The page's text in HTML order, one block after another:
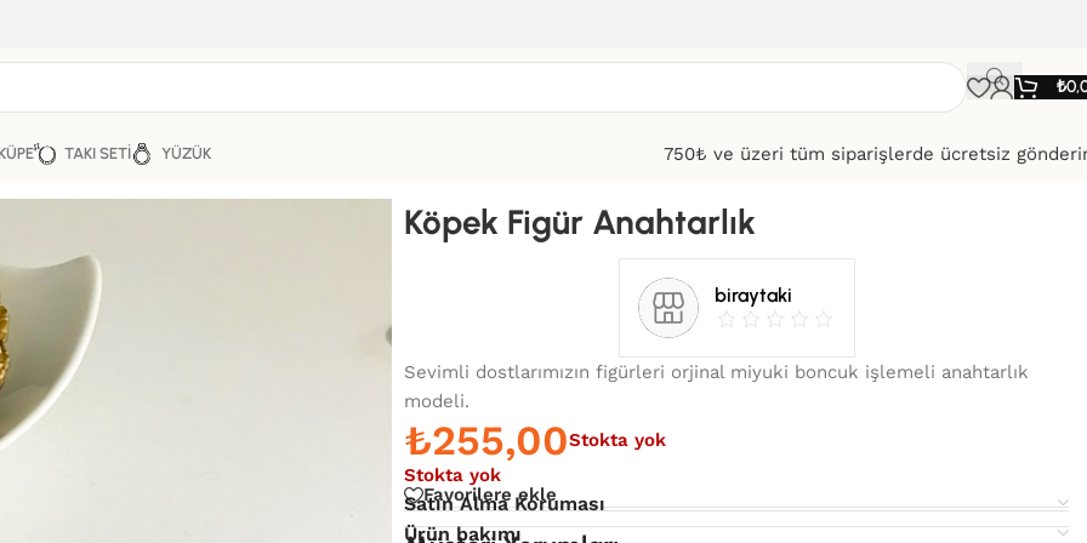
₺
TAKI SETI YÜZÜK
750₺ ve üzeri tüm siparişlerde ücretsiz
Anahtarlık
Köpek Figür Anahtarlık
biraytaki
Sevimli dostlarımızın figürleri orjinal miyuki boncuk işlemeli anahtarlık
modeli.
₺255,00Stokta yok
Stokta yok
Favorilere ekle
Satın Alma Koruması
Ürün bakımı